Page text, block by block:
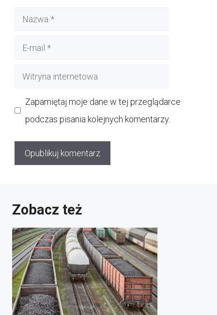
Nazwa
Witryna
Zapamiętaj moje dane w tej przeglądarce
podczas pisania kolejnych komentarzy.
Zobacz też